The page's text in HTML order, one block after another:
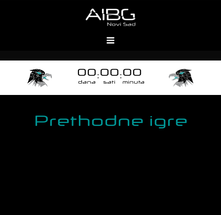
00
dana
:00
sati
:00
minuta
Prethodne igre